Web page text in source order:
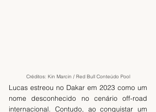
Créditos: Kin Marcin / Red Bull Conteúdo Pool
Lucas estreou no Dakar em 2023 como um
nome desconhecido no cenário off-road
internacional. Contudo, ao conquistar um